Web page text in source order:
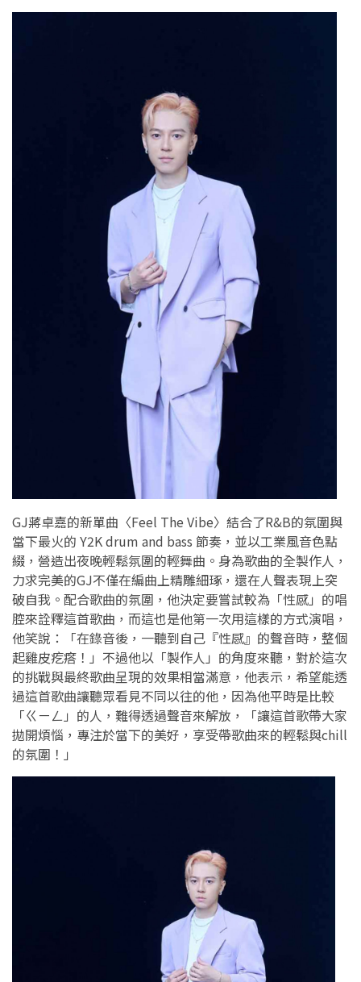
GJ蔣卓嘉的新單曲〈Feel The Vibe〉結合了R&B的氛圍與
當下最火的 Y2K drum and bass 節奏，並以工業風音色點
綴，營造出夜晚輕鬆氛圍的輕舞曲。身為歌曲的全製作人，
力求完美的GJ不僅在編曲上精雕細琢，還在人聲表現上突
破自我。配合歌曲的氛圍，他決定要嘗試較為「性感」的唱
腔來詮釋這首歌曲，而這也是他第一次用這樣的方式演唱，
他笑說：「在錄音後，一聽到自己『性感』的聲音時，整個
起雞皮疙瘩！」不過他以「製作人」的角度來聽，對於這次
的挑戰與最終歌曲呈現的效果相當滿意，他表示，希望能透
過這首歌曲讓聽眾看見不同以往的他，因為他平時是比較
「ㄍㄧㄥ」的人，難得透過聲音來解放，「讓這首歌帶大家
拋開煩惱，專注於當下的美好，享受帶歌曲來的輕鬆與chill
的氛圍！」